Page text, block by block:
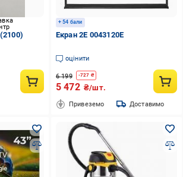
+ 54 бали
Екран 2E 0043120E
оцінити
6 199 -727 ₴
5 472 ₴/шт.
Привеземо Доставимо